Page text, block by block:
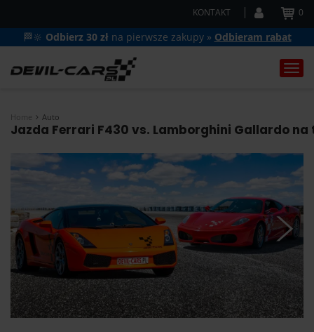
KONTAKT 0
🏁🔆 Odbierz 30 zł na pierwsze zakupy » Odbieram rabat
Home Auto
Jazda Ferrari F430 vs. Lamborghini Gallardo